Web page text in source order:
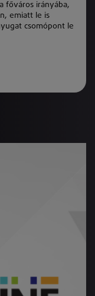
főváros irányába,
emiatt le is
csomópont le